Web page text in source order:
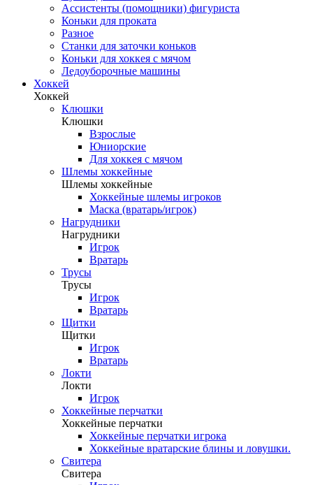
Ассистенты (помощники) фигуриста
Коньки для проката
Разное
Станки для заточки коньков
Коньки для хоккея с мячом
Ледоуборочные машины
Хоккей
Хоккей
Клюшки
Клюшки
Взрослые
Юниорские
Для хоккея с мячом
Шлемы хоккейные
Шлемы хоккейные
Хоккейные шлемы игроков
Маска (вратарь/игрок)
Нагрудники
Нагрудники
Игрок
Вратарь
Трусы
Трусы
Игрок
Вратарь
Щитки
Щитки
Игрок
Вратарь
Локти
Локти
Игрок
Хоккейные перчатки
Хоккейные перчатки
Хоккейные перчатки игрока
Хоккейные вратарские блины и ловушки.
Свитера
Свитера